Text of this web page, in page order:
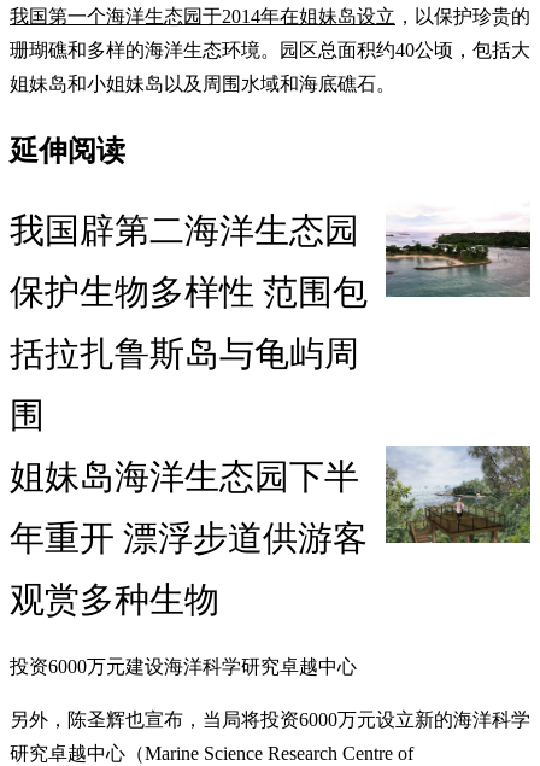
我国第一个海洋生态园于2014年在姐妹岛设立 ，以保护珍贵的
珊瑚礁和多样的海洋生态环境。园区总面积约40公顷，包括大
姐妹岛和小姐妹岛以及周围水域和海底礁石。
延伸阅读
我国辟第二海洋生态园
保护生物多样性 范围包
括拉扎鲁斯岛与龟屿周
围
姐妹岛海洋生态园下半
年重开 漂浮步道供游客
观赏多种生物
投资6000万元建设海洋科学研究卓越中心
另外，陈圣辉也宣布，当局将投资6000万元设立新的海洋科学
研究卓越中心（Marine Science Research Centre of